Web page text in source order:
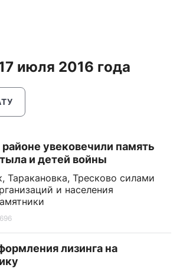
июля 2016 года
увековечили память
и детей войны
Таракановка, Тресково силами
и населения
лизинга на